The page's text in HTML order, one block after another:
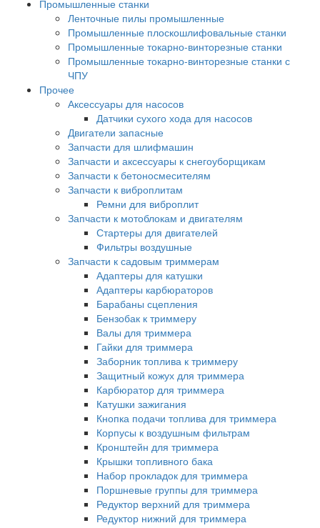
Промышленные станки
Ленточные пилы промышленные
Промышленные плоскошлифовальные станки
Промышленные токарно-винторезные станки
Промышленные токарно-винторезные станки с
ЧПУ
Прочее
Аксессуары для насосов
Датчики сухого хода для насосов
Двигатели запасные
Запчасти для шлифмашин
Запчасти и аксессуары к снегоуборщикам
Запчасти к бетоносмесителям
Запчасти к виброплитам
Ремни для виброплит
Запчасти к мотоблокам и двигателям
Стартеры для двигателей
Фильтры воздушные
Запчасти к садовым триммерам
Адаптеры для катушки
Адаптеры карбюраторов
Барабаны сцепления
Бензобак к триммеру
Валы для триммера
Гайки для триммера
Заборник топлива к триммеру
Защитный кожух для триммера
Карбюратор для триммера
Катушки зажигания
Кнопка подачи топлива для триммера
Корпусы к воздушным фильтрам
Кронштейн для триммера
Крышки топливного бака
Набор прокладок для триммера
Поршневые группы для триммера
Редуктор верхний для триммера
Редуктор нижний для триммера